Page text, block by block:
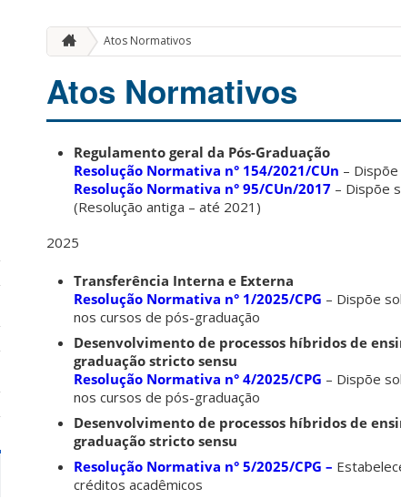
Atos Normativos
Atos Normativos
Regulamento geral da Pós-Graduação
Resolução Normativa n° 154/2021/CUn –
Resolução Normativa n° 95/CUn/2017 – Dispõe
(Resolução antiga – até 2021)
2025
Transferência Interna e Externa
Resolução Normativa n° 1/2025/CPG – Dispõe
nos cursos de pós-graduação
Desenvolvimento de processos híbridos de
graduação stricto sensu
Resolução Normativa n° 4/2025/CPG – Dispõe
nos cursos de pós-graduação
Desenvolvimento de processos híbridos de
graduação stricto sensu
Resolução Normativa n° 5/2025/CPG –
créditos acadêmicos